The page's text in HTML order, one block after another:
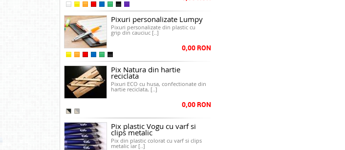
Pixuri personalizate Lumpy
Pixuri personalizate din plastic cu
grip din cauciuc [..]
0,00 RON
Pix Natura din hartie
reciclata
Pixuri ECO cu husa, confectionate din
hartie reciclata, [..]
0,00 RON
Pix plastic Vogu cu varf si
clips metalic
Pix din plastic colorat cu varf si clips
metalic iar [..]